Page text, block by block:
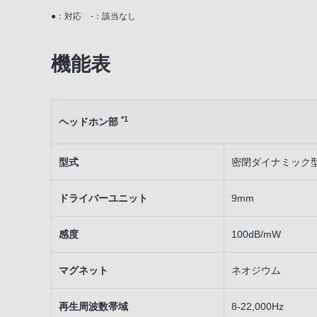
●：対応 -：該当なし
機能表
ヘッドホン部 *1
型式 密閉ダイナミック
ドライバーユニット 9mm
感度 100dB/mW
マグネット ネオジウム
再生周波数帯域 8-22,000Hz